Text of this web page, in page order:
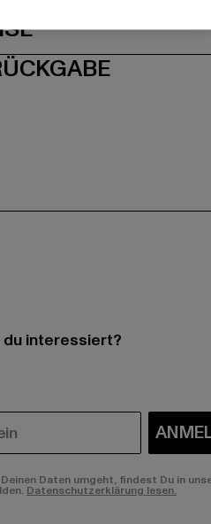
interessiert?
Daten umgeht, findest Du in
Datenschutzerklärung lesen.